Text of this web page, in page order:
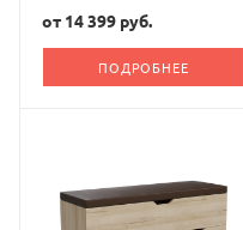
от 14 399 руб.
ПОДРОБНЕЕ